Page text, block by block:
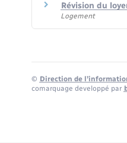
Révision du
Logement
© Direction de
comarquage developpé par